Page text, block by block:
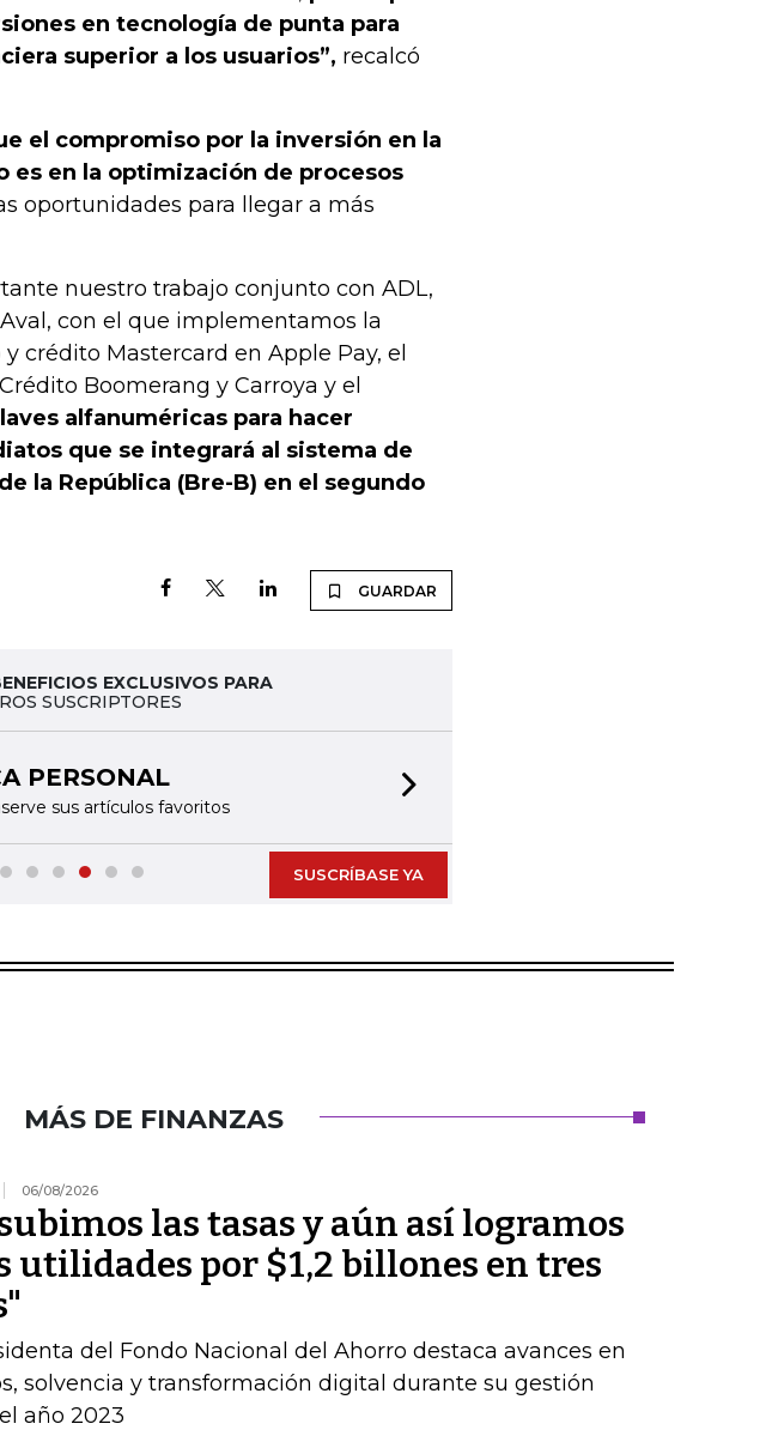
en tecnología de punta para
superior a los usuarios”, recalcó
el compromiso por la inversión en la
en la optimización de procesos
oportunidades para llegar a más
nuestro trabajo conjunto con ADL,
con el que implementamos la
crédito Mastercard en Apple Pay, el
Boomerang y Carroya y el
alfanuméricas para hacer
que se integrará al sistema de
la República (Bre-B) en el segundo
GUARDAR
EXCLUSIVOS PARA
SUSCRIPTORES
PERSONAL
sus artículos favoritos
SUSCRÍBASE YA
MÁS DE FINANZAS
06/08/2026
las tasas y aún así logramos
utilidades por $1,2 billones en tres
del Fondo Nacional del Ahorro destaca avances en
solvencia y transformación digital durante su gestión
año 2023